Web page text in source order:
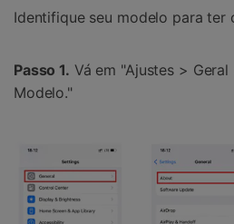
Identifique seu modelo para ter
Passo 1. Vá em "Ajustes >
Modelo."